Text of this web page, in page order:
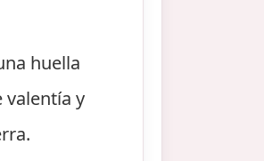
huella
valentía y